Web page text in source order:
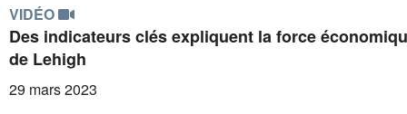
VIDÉO
Des indicateurs clés expliquent la force
de Lehigh
29 mars 2023